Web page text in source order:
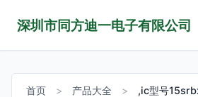
深圳市同方迪一电子有限公司
首页 > 产品大全 >
,ic型号